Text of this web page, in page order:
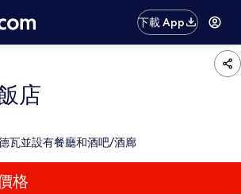
下載 App
店
瓦並設有餐廳和酒吧/酒廊
格